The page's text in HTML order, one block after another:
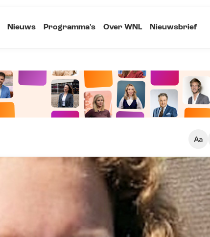
Nieuws Programma's Over WNL Nieuwsbrief
Klein
Standaard
Groot
Kopieer link